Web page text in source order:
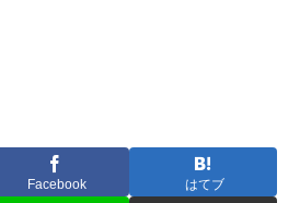
Facebook はてブ